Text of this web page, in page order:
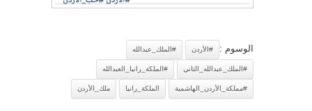
الوسوم : #الأردن #الملك_عبدالله
#الملك_عبدالله_الثاني #الملكة_رانيا_العبدالله
#مملكة_الأردن_الهاشمية الملكة_رانيا ملك_الأردن